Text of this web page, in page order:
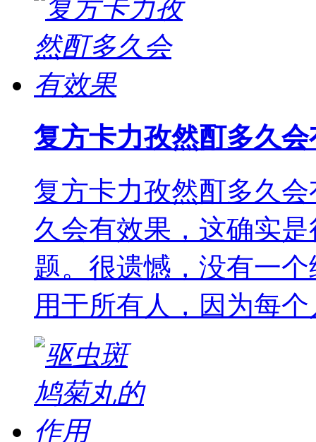
复方卡力孜然酊多久
复方卡力孜然酊多久
久会有效果，这确实
题。很遗憾，没有一
用于所有人，因为每